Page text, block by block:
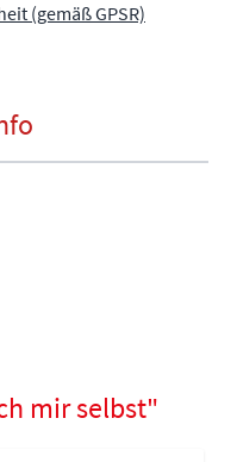
(gemäß GPSR)
mir selbst"